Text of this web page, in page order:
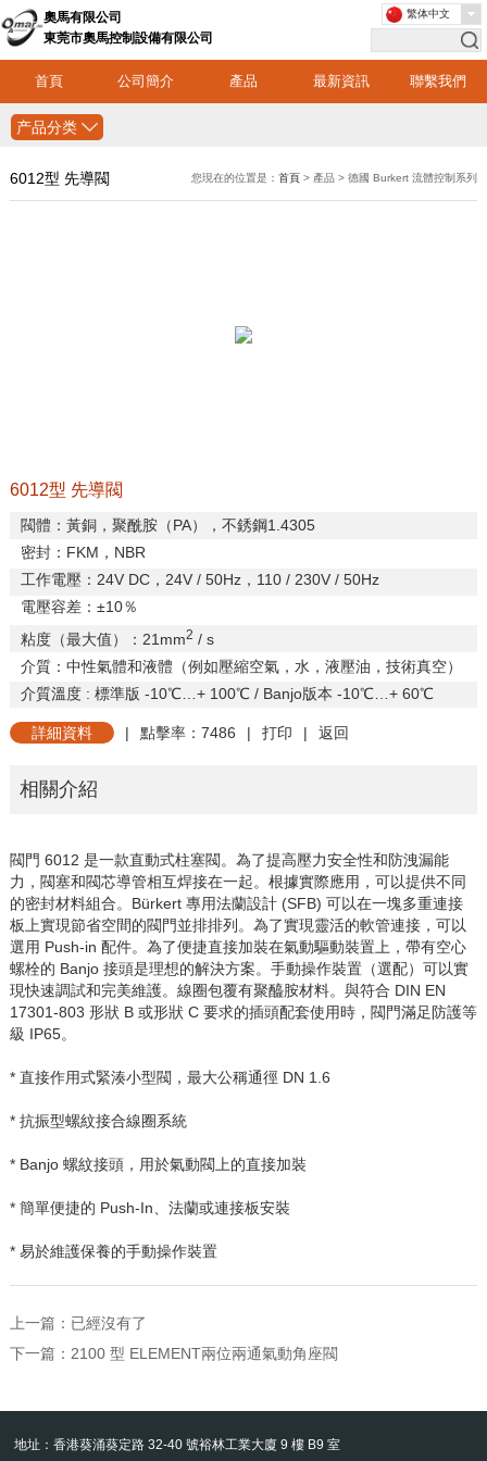
奧馬有限公司
東莞市奧馬控制設備有限公司
首頁 公司簡介 產品 最新資訊 聯繫我們
繁体中文
产品分类
6012型 先導閥 您現在的位置是：首頁 > 產品 > 德國 Burkert 流體控制系列
6012型 先導閥
閥體：黃銅，聚酰胺（PA），不銹鋼1.4305
密封： FKM ， NBR
工作電壓： 24V DC， 24V / 50Hz， 110 / 230V / 50Hz
電壓容差：±10％
粘度（最大值）： 21mm2 / s
介質：中性氣體和液體（例如壓縮空氣，水，液壓油，技術真空）
介質溫度: 標準版 -10℃…+ 100℃ / Banjo版本 -10℃…+ 60℃
詳細資料 | 點擊率：7486 | 打印 | 返回
相關介紹
閥門 6012 是一款直動式柱塞閥。為了提高壓力安全性和防洩漏能
力，閥塞和閥芯導管相互焊接在一起。根據實際應用，可以提供不同
的密封材料組合。 Bürkert 專用法蘭設計(SFB) 可以在一塊多重連接
板上實現節省空間的閥門並排排列。為了實現靈活的軟管連接，可以
選用 Push-in 配件。為了便捷直接加裝在氣動驅動裝置上，帶有空心
螺栓的 Banjo 接頭是理想的解決方案。手動操作裝置（選配）可以實
現快速調試和完美維護。線圈包覆有聚醯胺材料。與符合 DIN EN
17301-803 形狀B 或形狀C 要求的插頭配套使用時，閥門滿足防護等
級 IP65。
* 直接作用式緊湊小型閥，最大公稱通徑 DN 1.6
* 抗振型螺紋接合線圈系統
* Banjo 螺紋接頭，用於氣動閥上的直接加裝
* 簡單便捷的 Push-In 、法蘭或連接板安裝
* 易於維護保養的手動操作裝置
上一篇：已經沒有了
下一篇： 2100 型 ELEMENT兩位兩通氣動角座閥
地址：香港葵涌葵定路 32-40 號裕林工業大廈 9 樓 B9 室